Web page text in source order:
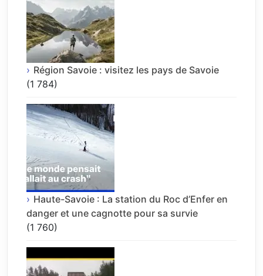
Région Savoie : visitez les pays de Savoie
(1 784)
Haute-Savoie : La station du Roc d’Enfer en
danger et une cagnotte pour sa survie
(1 760)